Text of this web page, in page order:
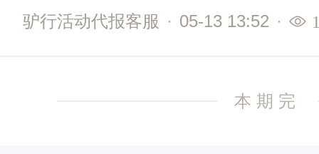
驴行活动代报客服 · 05-13 13:52 ·
本期完